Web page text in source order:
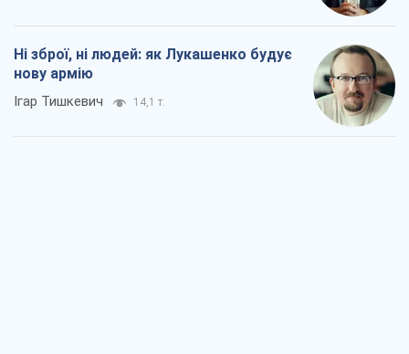
Ні зброї, ні людей: як Лукашенко будує
нову армію
Ігар Тишкевич 14,1 т.